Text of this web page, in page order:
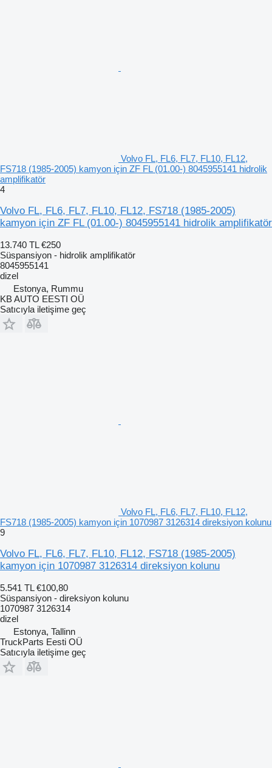
Volvo FL, FL6, FL7, FL10, FL12,
FS718 (1985-2005) kamyon için ZF FL (01.00-) 8045955141 hidrolik
amplifikatör
4
Volvo FL, FL6, FL7, FL10, FL12, FS718 (1985-2005)
kamyon için ZF FL (01.00-) 8045955141 hidrolik amplifikatör
13.740 TL €250
Süspansiyon - hidrolik amplifikatör
8045955141
dizel
Estonya, Rummu
KB AUTO EESTI OÜ
Satıcıyla iletişime geç
Volvo FL, FL6, FL7, FL10, FL12,
FS718 (1985-2005) kamyon için 1070987 3126314 direksiyon kolunu
9
Volvo FL, FL6, FL7, FL10, FL12, FS718 (1985-2005)
kamyon için 1070987 3126314 direksiyon kolunu
5.541 TL €100,80
Süspansiyon - direksiyon kolunu
1070987 3126314
dizel
Estonya, Tallinn
TruckParts Eesti OÜ
Satıcıyla iletişime geç